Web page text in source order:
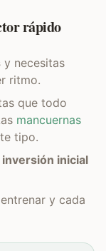
rápido
y necesitas
ritmo.
que todo
mancuernas
tipo.
inicial
y cada